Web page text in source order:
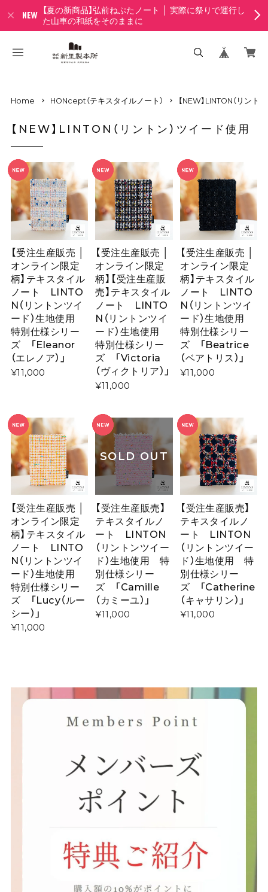
【夏の新商品】弘前ねぷたノート │ 実際に祭りで運行し
た山車の和紙をそのままに
Home HONcept（テキスタイルノート） 【NEW】LINTON（リント
【NEW】LINTON（リントン）ツイード使用
【受注生産販売 │
オンライン限定
柄】テキスタイル
ノート LINTO
N（リントンツイ
ード）生地使用
特別仕様シリー
ズ 「Eleanor
（エレノア）」
¥11,000
【受注生産販売 │
オンライン限定
柄】【受注生産販
売】テキスタイル
ノート LINTO
N（リントンツイ
ード）生地使用
特別仕様シリー
ズ 「Victoria
（ヴィクトリア）」
¥11,000
【受注生産販売 │
オンライン限定
柄】テキスタイル
ノート LINTO
N（リントンツイ
ード）生地使用
特別仕様シリー
ズ 「Beatrice
（ベアトリス）」
¥11,000
【受注生産販売 │
オンライン限定
柄】テキスタイル
ノート LINTO
N（リントンツイ
ード）生地使用
特別仕様シリー
ズ 「Lucy（ルー
シー）」
¥11,000
SOLD OUT
【受注生産販売】
テキスタイルノ
ート LINTON
（リントンツイー
ド）生地使用 特
別仕様シリー
ズ 「Camille
（カミーユ）」
¥11,000
【受注生産販売】
テキスタイルノ
ート LINTON
（リントンツイー
ド）生地使用 特
別仕様シリー
ズ 「Catherine
（キャサリン）」
¥11,000